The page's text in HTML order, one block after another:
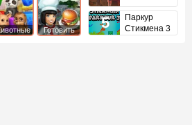
Готовить
Паркур
Стикмена 3